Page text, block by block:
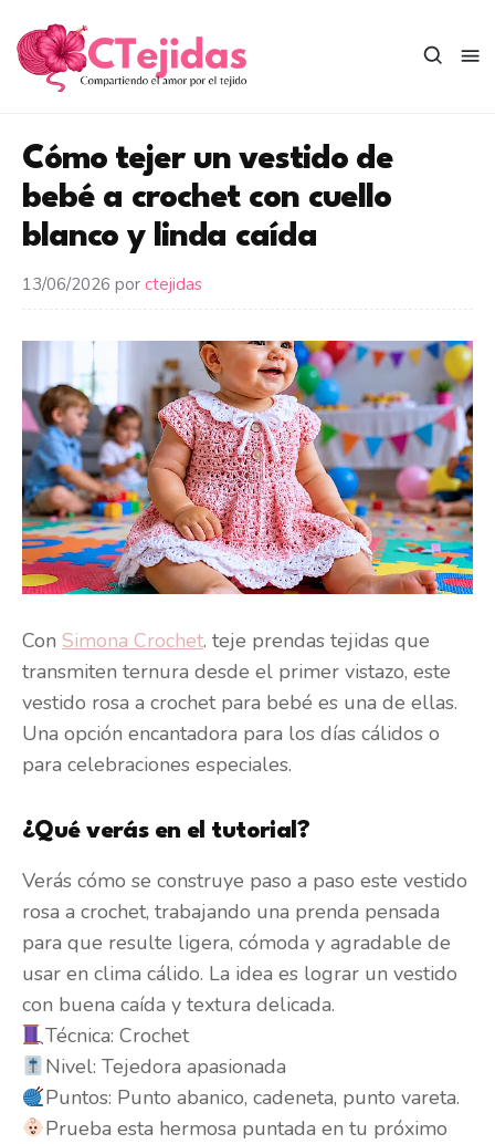
contenido
Cómo tejer un vestido de
bebé a crochet con cuello
blanco y linda caída
13/06/2026 por ctejidas
Con Simona Crochet. teje prendas tejidas que
transmiten ternura desde el primer vistazo, este
vestido rosa a crochet para bebé es una de ellas.
Una opción encantadora para los días cálidos o
para celebraciones especiales.
¿Qué verás en el tutorial?
Verás cómo se construye paso a paso este vestido
rosa a crochet, trabajando una prenda pensada
para que resulte ligera, cómoda y agradable de
usar en clima cálido. La idea es lograr un vestido
con buena caída y textura delicada.
Técnica: Crochet
Nivel: Tejedora apasionada
Puntos: Punto abanico, cadeneta, punto vareta.
Prueba esta hermosa puntada en tu próximo